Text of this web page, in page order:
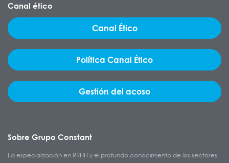
Canal ético
Canal Ético
Política Canal Ético
Gestión del acoso
Sobre Grupo Constant
La especialización en RRHH y el profundo conocimiento de los sectores